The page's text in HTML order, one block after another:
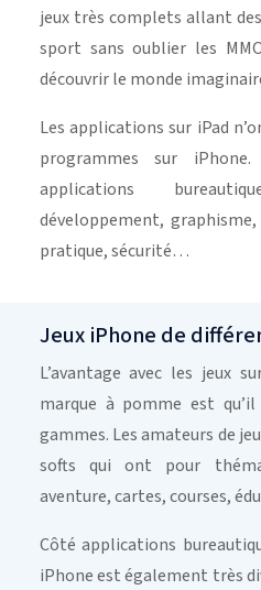
jeux très complets allant
sport sans oublier les
découvrir le monde
Les applications sur iPad
programmes sur
applications
développement,
pratique, sécurité…
Jeux iPhone de
L’avantage avec les jeux
marque à pomme est
gammes. Les amateurs de
softs qui ont pour
aventure, cartes, courses,
Côté applications
iPhone est également très